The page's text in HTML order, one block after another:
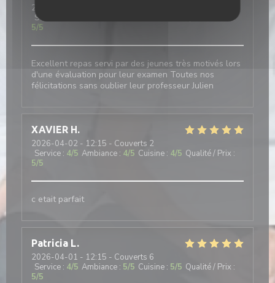
2026-04-02
Service
:
5/5
Excellent repas servi par des jeunes très motivés lors
d'une évaluation pour leur examen Toutes nos
félicitations sans oublier leur professeur Julien
XAVIER H
2026-04-02 - 12:15 - Couverts 2
Service : 4/5 Ambiance : 4/5 Cuisine : 4/5 Qualité / Prix :
5/5
c etait parfait
Patricia L
2026-04-01 - 12:15 - Couverts 6
Service : 4/5 Ambiance : 5/5 Cuisine : 5/5 Qualité / Prix :
5/5